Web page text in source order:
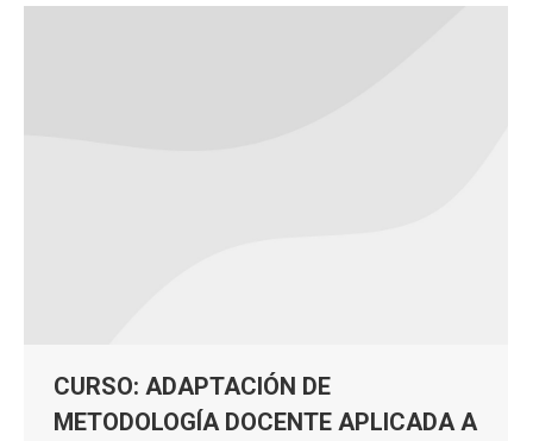
CURSO: ADAPTACIÓN DE
METODOLOGÍA DOCENTE APLICADA A